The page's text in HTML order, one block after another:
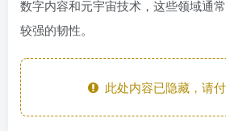
数字内容和元宇宙技术，这些领域通
较强的韧性。
此处内容已隐藏，请